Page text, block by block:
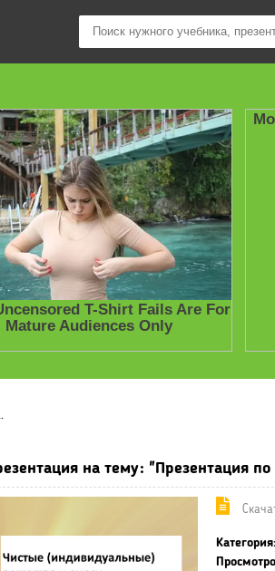
учебники / Презентации по
на тему: "Презентация
Категория: